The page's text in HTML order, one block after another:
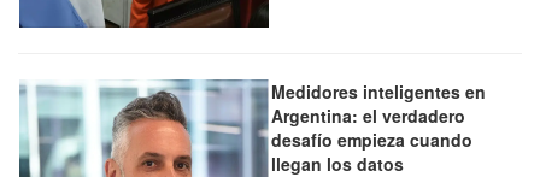
Medidores inteligentes en
Argentina: el verdadero
desafío empieza cuando
llegan los datos